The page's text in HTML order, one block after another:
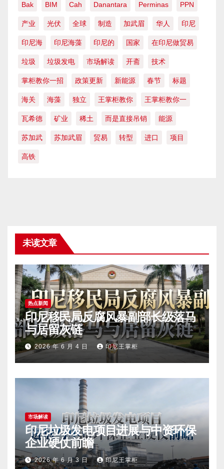
Bak BIM Cah Danantara Perminas PPN
产业 光伏 全球 制造 加武眉 华人 印尼
印尼海 印尼海藻 印尼的 国家 在印尼做贸易
垃圾 垃圾发电 市场解读 开斋 技术
掌柜教你一招 政策更新 新能源 春节 标题
海关 海藻 独立 王掌柜教你 王掌柜教你一
瓦希德 矿业 稀土 而是直接吊销 能源
苏加武 苏加武眉 贸易 转型 进口 项目
高铁
未读文章
热点新闻
印尼移民局反腐风暴副部长级落马
与居留灰链
2026 年 6 月 4 日 印尼王掌柜
市场解读
印尼垃圾发电项目进展与中资环保
企业硬仗前瞻
2026 年 6 月 3 日 印尼王掌柜